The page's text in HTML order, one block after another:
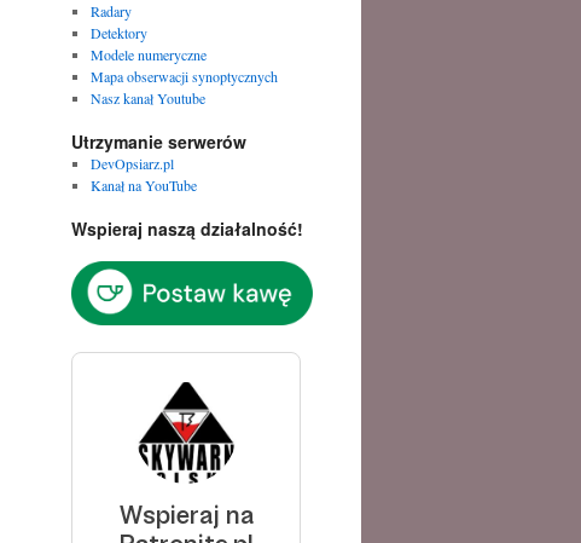
Radary
Detektory
Modele numeryczne
Mapa obserwacji synoptycznych
Nasz kanał Youtube
Utrzymanie serwerów
DevOpsiarz.pl
Kanał na YouTube
Wspieraj naszą działalność!